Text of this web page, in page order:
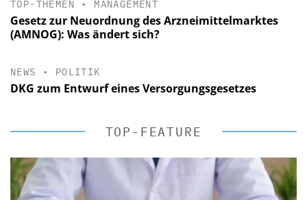
TOP-THEMEN • MANAGEMENT
Gesetz zur Neuordnung des Arzneimittelmarktes
(AMNOG): Was ändert sich?
NEWS • POLITIK
DKG zum Entwurf eines Versorgungsgesetzes
TOP-FEATURE